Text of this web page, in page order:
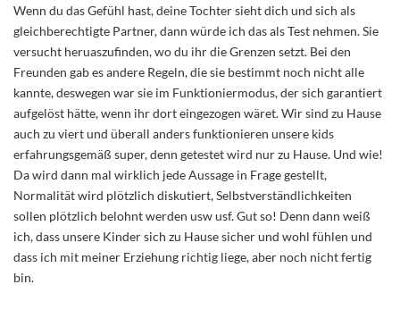
Wenn du das Gefühl hast, deine Tochter sieht dich und sich als
gleichberechtigte Partner, dann würde ich das als Test nehmen. Sie
versucht heruaszufinden, wo du ihr die Grenzen setzt. Bei den
Freunden gab es andere Regeln, die sie bestimmt noch nicht alle
kannte, deswegen war sie im Funktioniermodus, der sich garantiert
aufgelöst hätte, wenn ihr dort eingezogen wäret. Wir sind zu Hause
auch zu viert und überall anders funktionieren unsere kids
erfahrungsgemäß super, denn getestet wird nur zu Hause. Und wie!
Da wird dann mal wirklich jede Aussage in Frage gestellt,
Normalität wird plötzlich diskutiert, Selbstverständlichkeiten
sollen plötzlich belohnt werden usw usf. Gut so! Denn dann weiß
ich, dass unsere Kinder sich zu Hause sicher und wohl fühlen und
dass ich mit meiner Erziehung richtig liege, aber noch nicht fertig
bin.